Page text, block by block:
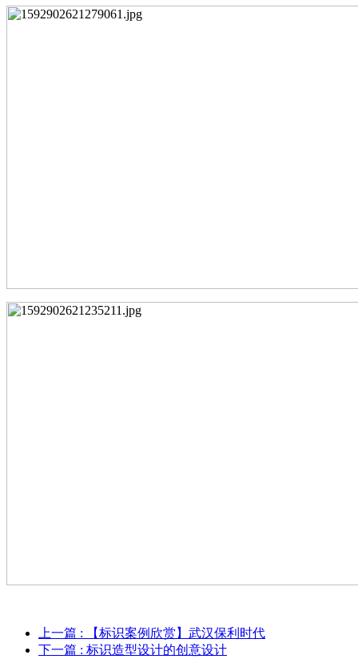
上一篇 : 【标识案例欣赏】武汉保利时代
下一篇 : 标识造型设计的创意设计